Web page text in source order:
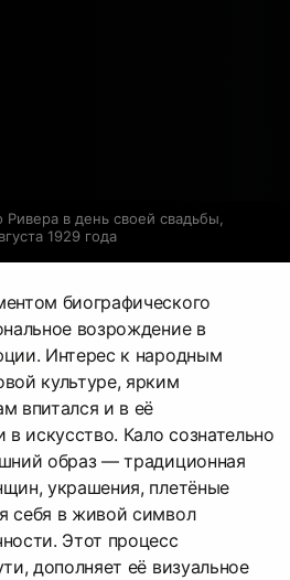
в день своей свадьбы,
1929 года
биографического
возрождение в
Интерес к народным
культуре, ярким
впитался и в её
искусство. Кало сознательно
образ — традиционная
украшения, плетёные
себя в живой символ
Этот процесс
дополняет её визуальное